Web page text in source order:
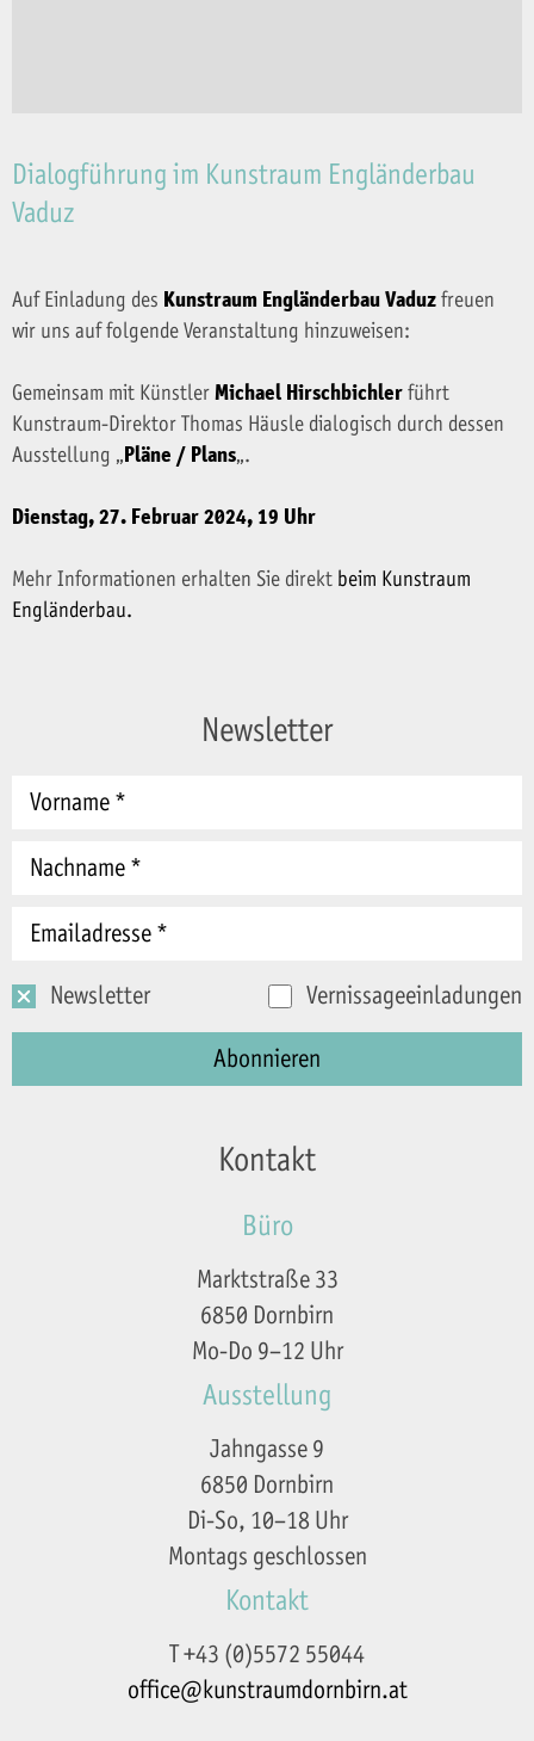
Dialogführung im Kunstraum Engländerbau
Vaduz
Auf Einladung des Kunstraum Engländerbau Vaduzfreuen
wir uns auf folgende Veranstaltung hinzuweisen:
Gemeinsam mit KünstlerMichael Hirschbichlerführt
Kunstraum-Direktor Thomas Häusle dialogisch durch dessen
Ausstellung „ Pläne / Plans„.
Dienstag, 27. Februar 2024, 19 Uhr
Mehr Informationen erhalten Sie direkt beim Kunstraum
Engländerbau.
Newsletter
Newsletter Vernissageeinladungen
Kontakt
Büro
Marktstraße 33
6850 Dornbirn
Mo-Do 9–12 Uhr
Ausstellung
Jahngasse 9
6850 Dornbirn
Di-So, 10–18 Uhr
Montags geschlossen
Kontakt
T +43 (0)5572 55044
office@kunstraumdornbirn.at